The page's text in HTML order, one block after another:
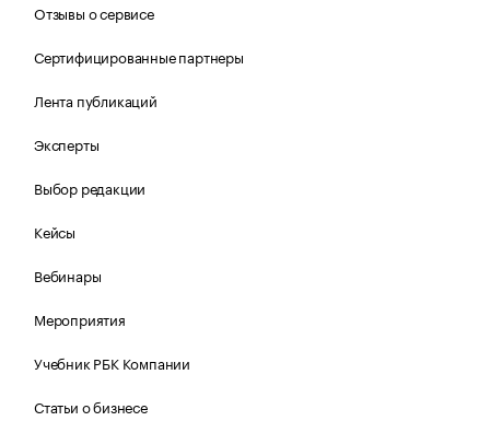
Отзывы о сервисе
Сертифицированные партнеры
Лента публикаций
Эксперты
Выбор редакции
Кейсы
Вебинары
Мероприятия
Учебник РБК Компании
Статьи о бизнесе